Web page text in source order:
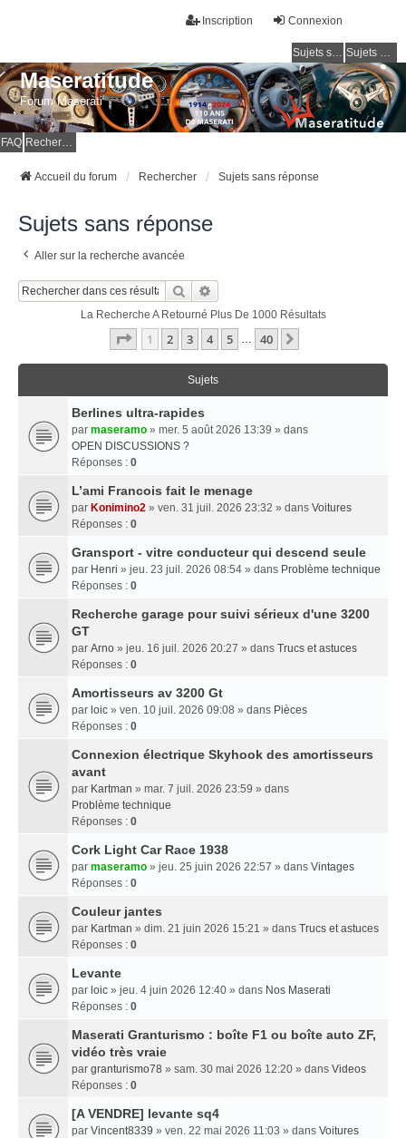
Connexion
Inscription
Sujets sans réponse Sujets actifs
Maseratitude
Forum Maserati
FAQ
Accueil du forum Rechercher Sujets sans réponse
Sujets sans réponse
Aller sur la recherche avancée
Rechercher
La Recherche A Retourné Plus De 1000 Résultats
Page 1Sur40
1 2 3 4 5 40
Sujets
Berlines ultra-rapides
par maseramo » mer. 5 août 2026 13:39 » dans
OPEN DISCUSSIONS ?
Réponses : 0
L’ami Francois fait le menage
par Konimino2 » ven. 31 juil. 2026 23:32 » dans Voitures
Réponses : 0
Gransport - vitre conducteur qui descend seule
par Henri » jeu. 23 juil. 2026 08:54 » dans Problème technique
Réponses : 0
Recherche garage pour suivi sérieux d'une 3200
GT
par Arno » jeu. 16 juil. 2026 20:27 » dans Trucs et astuces
Réponses : 0
Amortisseurs av 3200 Gt
par loic » ven. 10 juil. 2026 09:08 » dans Pièces
Réponses : 0
Connexion électrique Skyhook des amortisseurs
avant
par Kartman » mar. 7 juil. 2026 23:59 » dans
Problème technique
Réponses : 0
Cork Light Car Race 1938
par maseramo » jeu. 25 juin 2026 22:57 » dans Vintages
Réponses : 0
Couleur jantes
par Kartman » dim. 21 juin 2026 15:21 » dans Trucs et astuces
Réponses : 0
Levante
par loic » jeu. 4 juin 2026 12:40 » dans Nos Maserati
Réponses : 0
Maserati Granturismo : boîte F1 ou boîte auto ZF,
vidéo très vraie
par granturismo78 » sam. 30 mai 2026 12:20 » dans Videos
Réponses : 0
[A VENDRE] levante sq4
par Vincent8339 » ven. 22 mai 2026 11:03 » dans Voitures